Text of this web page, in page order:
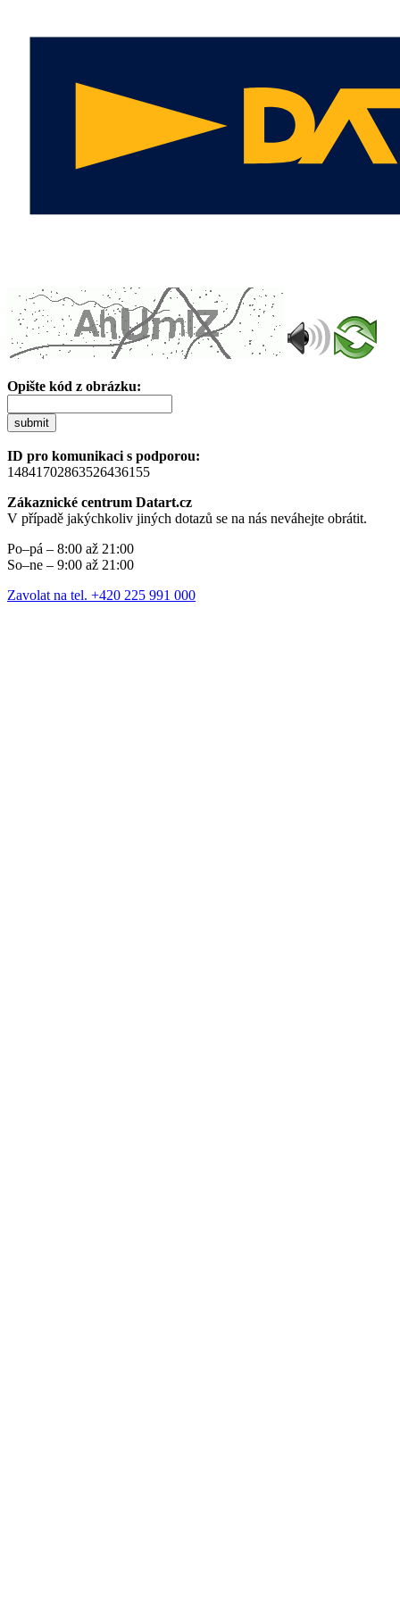
Opište kód z obrázku:
submit
ID pro komunikaci s podporou:
14841702863526436155
Zákaznické centrum Datart.cz
V případě jakýchkoliv jiných dotazů se na nás neváhejte obrátit.
Po–pá – 8:00 až 21:00
So–ne – 9:00 až 21:00
Zavolat na tel. +420 225 991 000